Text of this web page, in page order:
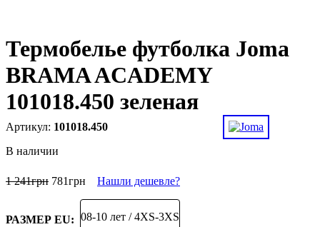
Термобелье футболка Joma
BRAMA ACADEMY
101018.450 зеленая
101018.450
В наличии
1 241грн 781грн Нашли дешевле?
РАЗМЕР EU: 08-10 лет / 4XS-3XS